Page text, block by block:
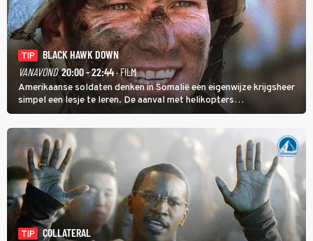
TIP
BLACK HAWK DOWN
VANAVOND 20:00 - 22:44· FILM
Amerikaanse soldaten denken in Somalië een eigenwijze krijgsheer
simpel een lesje te leren. De aanval met helikopters
verloopt in Black Hawk down dramatisch.
TIP
COLLATERAL